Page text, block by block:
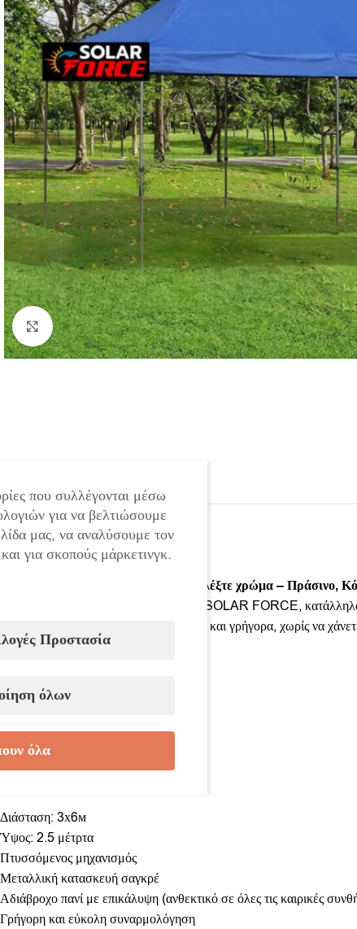
Click to enlarge
Κατά την παραγγελία παρακαλώ επιλέξτε χρώμα – Πράσινο,
Ενισχυμένο αναδιπλούμενο κιόσκι της SOLAR FORCE,
αποσυναρμολογείται εξαιρετικά εύκολα και γρήγορα, χωρίς να
Πράσινο
Λευκό
Μπέζ
Διάσταση: 3х6м
Ύψος: 2.5 μέτρτα
Πτυσσόμενος μηχανισμός
Μεταλλική κατασκευή σαγκρέ
Αδιάβροχο πανί με επικάλυψη (ανθεκτικό σε όλες τις καιρικές
Γρήγορη και εύκολη συναρμολόγηση
που συλλέγονται μέσω
για να βελτιώσουμε
μας, να αναλύσουμε τον
για σκοπούς μάρκετινγκ.
Προστασία
όλων
όλα